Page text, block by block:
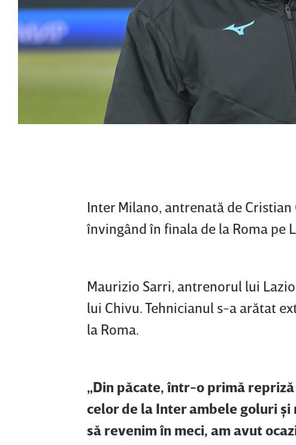
Inter Milano, antrenată de
învingând în finala de la Roma pe
Maurizio Sarri, antrenorul lui
lui Chivu. Tehnicianul s-a arătat
la Roma.
„Din păcate, într-o primă
celor de la Inter ambele goluri
să revenim în meci, am avut